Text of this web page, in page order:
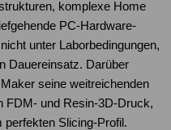
komplexe Home
PC-Hardware-
unter Laborbedingungen,
Dauereinsatz. Darüber
seine weitreichenden
FDM- und Resin-3D-Druck,
Slicing-Profil.